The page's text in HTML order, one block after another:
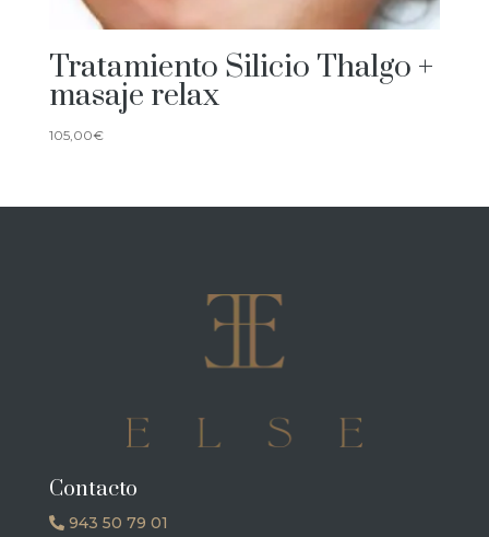
Tratamiento Silicio Thalgo +
masaje relax
105,00€
Contacto
943 50 79 01